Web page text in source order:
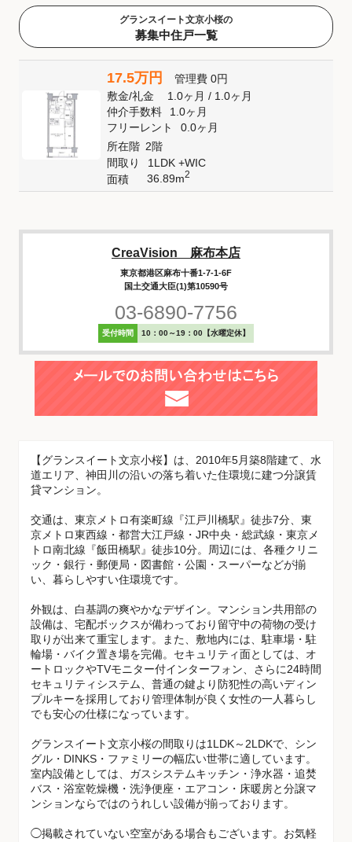
グランスイート文京小桜の
募集中住戸一覧
17.5万円 管理費 0円
敷金/礼金 1.0ヶ月/ 1.0ヶ月
仲介手数料
1.0ヶ月
フリーレント
0.0ヶ月
所在階 2階
間取り
1LDK +WIC
面積
36.89m2
CreaVision 麻布本店
東京都港区麻布十番1-7-1-6F
国土交通大臣(1)第10590号
03-6890-7756
受付時間 10：00～19：00【水曜定休】
【グランスイート文京小桜】は、2010年5月築8階建て、水
道エリア、神田川の沿いの落ち着いた住環境に建つ分譲賃
貸マンション。
交通は、東京メトロ有楽町線『江戸川橋駅』徒歩7分、東
京メトロ東西線・都営大江戸線・JR中央・総武線・東京メ
トロ南北線『飯田橋駅』徒歩10分。周辺には、各種クリニ
ック・銀行・郵便局・図書館・公園・スーパーなどが揃
い、暮らしやすい住環境です。
外観は、白基調の爽やかなデザイン。マンション共用部の
設備は、宅配ボックスが備わっており留守中の荷物の受け
取りが出来て重宝します。また、敷地内には、駐車場・駐
輪場・バイク置き場を完備。セキュリティ面としては、オ
ートロックやTVモニター付インターフォン、さらに24時間
セキュリティシステム、普通の鍵より防犯性の高いディン
プルキーを採用しており管理体制が良く女性の一人暮らし
でも安心の仕様になっています。
グランスイート文京小桜の間取りは1LDK～2LDKで、シン
グル・DINKS・ファミリーの幅広い世帯に適しています。
室内設備としては、ガスシステムキッチン・浄水器・追焚
バス・浴室乾燥機・洗浄便座・エアコン・床暖房と分譲マ
ンションならではのうれしい設備が揃っております。
◯掲載されていない空室がある場合もございます。お気軽